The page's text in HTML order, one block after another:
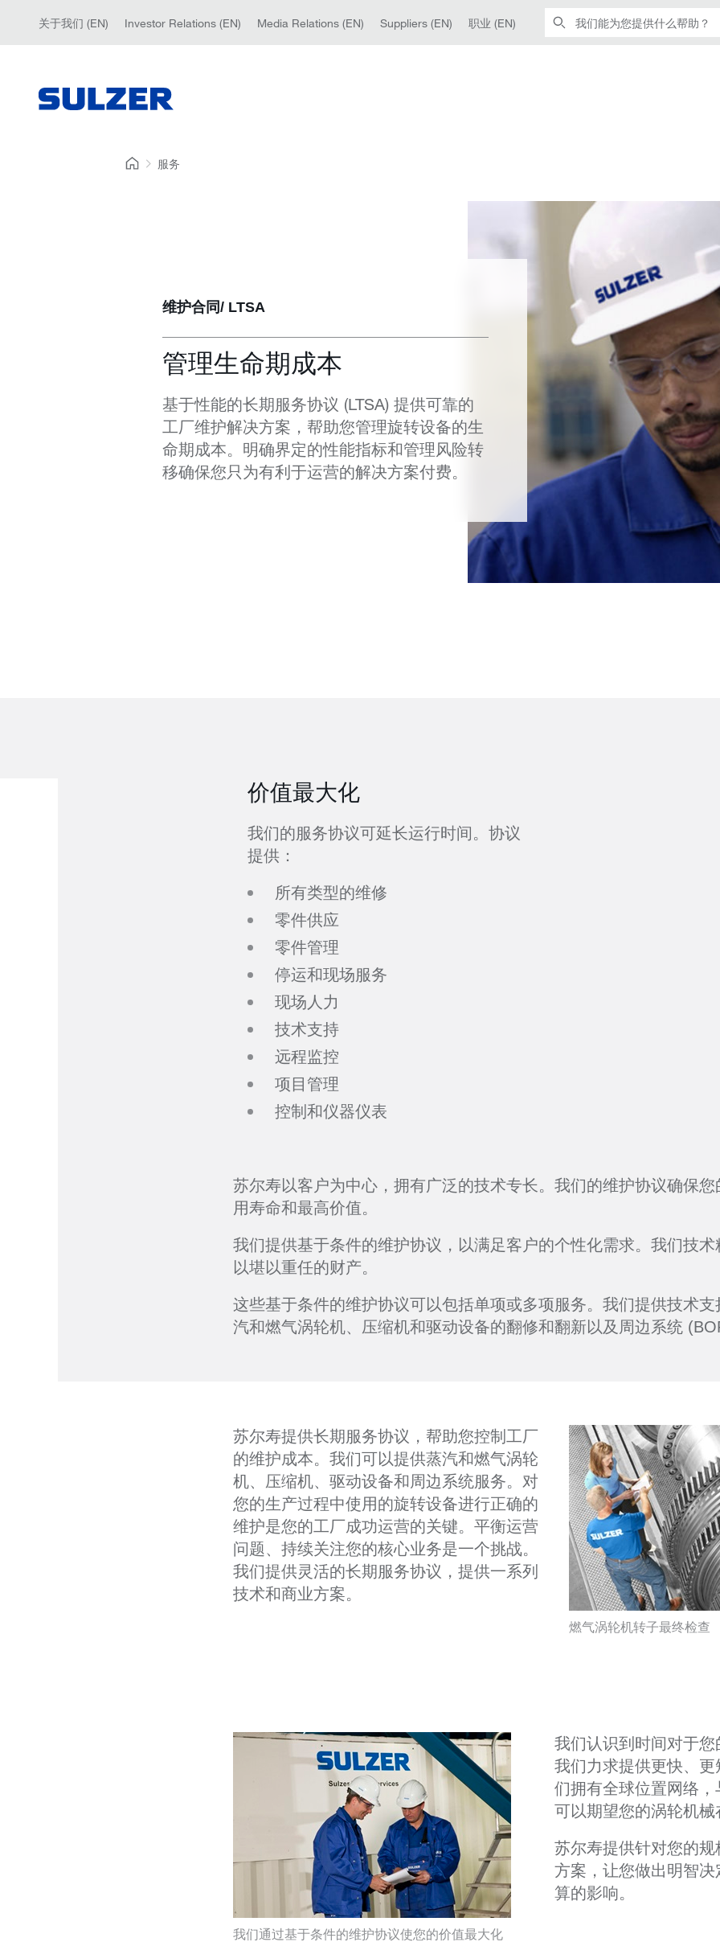
关于我们 (EN) Investor Relations (EN) Media Relations (EN) Suppliers (EN) 职业 (EN)
服务
维护合同/ LTSA
管理生命期成本
基于性能的长期服务协议 (LTSA) 提供可靠的
工厂维护解决方案，帮助您管理旋转设备的生
命期成本。明确界定的性能指标和管理风险转
移确保您只为有利于运营的解决方案付费。
价值最大化
我们的服务协议可延长运行时间。协议
提供：
所有类型的维修
零件供应
零件管理
停运和现场服务
现场人力
技术支持
远程监控
项目管理
控制和仪器仪表
苏尔寿以客户为中心，拥有广泛的技术专长。我们的维护协议确保
用寿命和最高价值。
我们提供基于条件的维护协议，以满足客户的个性化需求。我们技
以堪以重任的财产。
这些基于条件的维护协议可以包括单项或多项服务。我们提供技术
汽和燃气涡轮机、压缩机和驱动设备的翻修和翻新以及周边系统
燃气涡轮机转子最终检查
苏尔寿提供长期服务协议，帮助您控制工厂
的维护成本。我们可以提供蒸汽和燃气涡轮
机、压缩机、驱动设备和周边系统服务。对
您的生产过程中使用的旋转设备进行正确的
维护是您的工厂成功运营的关键。平衡运营
问题、持续关注您的核心业务是一个挑战。
我们提供灵活的长期服务协议，提供一系列
技术和商业方案。
我们通过基于条件的维护协议使您的价值最大化
我们认识到时间对于
我们力求提供更快、
们拥有全球位置网络
可以期望您的涡轮机
苏尔寿提供针对您的
方案，让您做出明智
算的影响。